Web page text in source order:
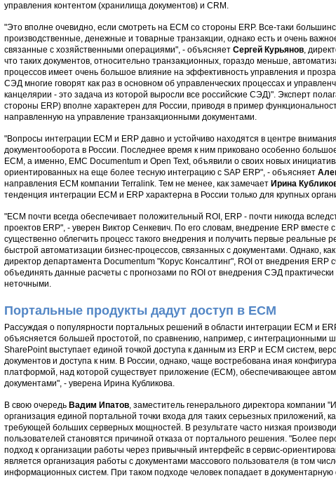
управления контентом (хранилища документов) и CRM.
"Это вполне очевидно, если смотреть на ECM со стороны ERP. Все-таки
производственные, денежные и товарные транзакции, однако есть и очень
связанные с хозяйственными операциями", - объясняет Сергей Курьянов,
что таких документов, относительно транзакционных, гораздо меньше,
процессов имеет очень большое влияние на эффективность управления и
СЭД многие говорят как раз в основном об управленческих процессах и
канцелярии - это задача из которой выросли все российские СЭД)". Эксперт
стороны ERP) вполне характерен для России, приводя в пример
направленную на управление транзакционными документами.
"Вопросы интеграции ECM и ERP давно и устойчиво находятся в центре
документооборота в России. Последнее время к ним приковано особенно
ECM, а именно, EMC Documentum и Open Text, объявили о своих новых
ориентированных на еще более тесную интеграцию с SAP ERP", - объясняет
направления ECM компании Terralink. Тем не менее, как замечает Ирина
тенденция интеграции ECM и ERP характерна в России только для крупных
"ECM почти всегда обеспечивает положительный ROI, ERP - почти никогда
проектов ERP", - уверен Виктор Сенкевич. По его словам, внедрение ERP вместе
существенно облегчить процесс такого внедрения и получить первые реальные
быстрой автоматизации бизнес-процессов, связанных с документами. Однако,
директор департамента Documentum "Корус Консалтинг", ROI от внедрения ERP
объединять данные расчеты с прогнозами по ROI от внедрения СЭД
неточными.
Портальные продукты дадут доступ в ECM
Рассуждая о популярности портальных решений в области интеграции ECM и
объясняется большей простотой, по сравнению, например, с интеграционными
SharePoint выступает единой точкой доступа к данным из ERP и ECM систем,
документов и доступа к ним. В России, однако, чаще востребована иная
платформой, над которой существует приложение (ECM), обеспечивающее
документами", - уверена Ирина Кубликова.
В свою очередь Вадим Ипатов, заместитель генерального директора компании
организация единой портальной точки входа для таких серьезных приложений,
требующей больших серверных мощностей. В результате часто низкая
пользователей становятся причиной отказа от портального решения. "Более
подход к организации работы через привычный интерфейс в сервис-
является организация работы с документами массового пользователя (в том
информационных систем. При таком подходе человек попадает в